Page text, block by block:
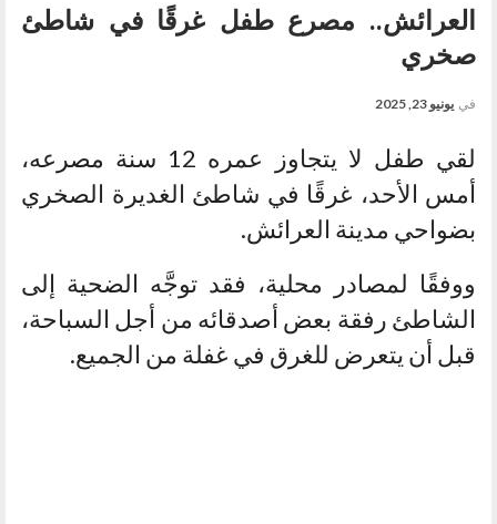
العرائش.. مصرع طفل غرقًا في شاطئ
صخري
في يونيو 23, 2025
لقي طفل لا يتجاوز عمره 12 سنة مصرعه،
أمس الأحد، غرقًا في شاطئ الغديرة الصخري
بضواحي مدينة العرائش.
ووفقًا لمصادر محلية، فقد توجَّه الضحية إلى
الشاطئ رفقة بعض أصدقائه من أجل السباحة،
قبل أن يتعرض للغرق في غفلة من الجميع.